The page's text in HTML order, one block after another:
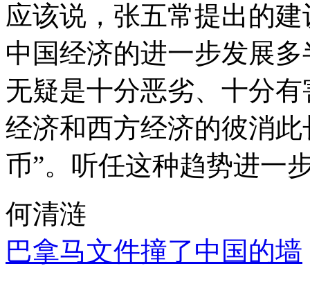
应该说，张五常提出的
中国经济的进一步发展
无疑是十分恶劣、十分
经济和西方经济的彼消
币”。听任这种趋势进一
何清涟
巴拿马文件撞了中国的墙